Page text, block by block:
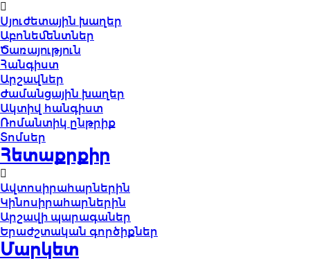
Սյուժետային խաղեր
Աբոնեմենտներ
Ծառայություն
Հանգիստ
Արշավներ
Ժամանցային խաղեր
Ակտիվ հանգիստ
Ռոմանտիկ ընթրիք
Տոմսեր
Հետաքրքիր
Ավտոսիրահարներին
Կինոսիրահարներին
Արշավի պարագաներ
Երաժշտական գործիքներ
Մարկետ